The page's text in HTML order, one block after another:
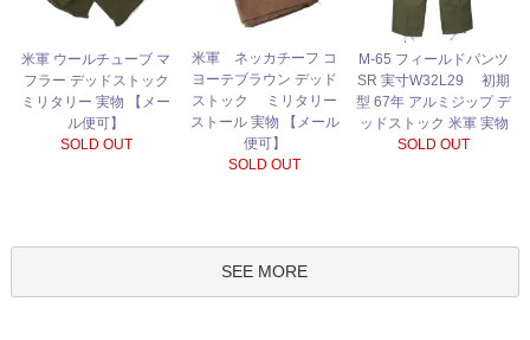
米軍 ウールチューブ マ
フラー デッドストック
ミリタリー 実物 【メー
ル便可】
SOLD OUT
米軍 ネッカチーフ コ
ヨーテブラウン デッド
ストック ミリタリー
ストール 実物 【メール
便可】
SOLD OUT
M-65 フィールドパンツ
SR 実寸W32L29 初期
型 67年 アルミジップ デ
ッドストック 米軍 実物
SOLD OUT
SEE MORE